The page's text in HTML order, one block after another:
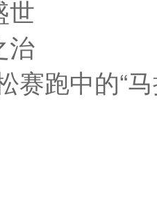
跑中的“